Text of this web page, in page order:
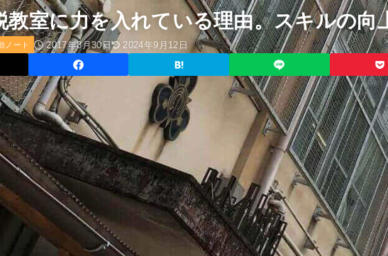
教室に力を入れている理由。スキルの向
ノート 2017年8月30日 2024年9月12日